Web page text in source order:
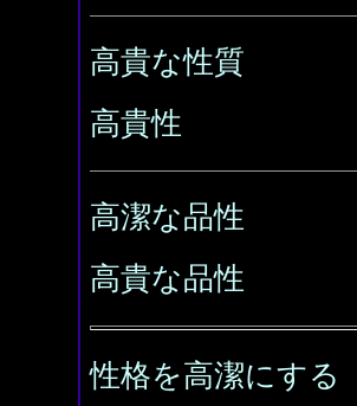
高貴な性質
高貴性
高潔な品性
高貴な品性
性格を高潔にする